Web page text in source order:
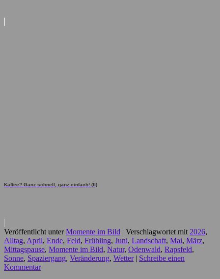
Kaffee? Ganz schnell, ganz einfach! (II)
Veröffentlicht unter Momente im Bild | Verschlagwortet mit 2026,
Alltag, April, Ende, Feld, Frühling, Juni, Landschaft, Mai, März,
Mittagspause, Momente im Bild, Natur, Odenwald, Rapsfeld,
Sonne, Spaziergang, Veränderung, Wetter | Schreibe einen
Kommentar